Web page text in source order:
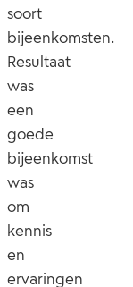
soort
bijeenkomsten.
Resultaat
was
een
goede
bijeenkomst
was
om
kennis
en
ervaringen